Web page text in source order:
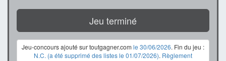
Jeu terminé
Jeu-concours ajouté sur toutgagner.com le 30/06/2026. Fin du jeu :
N.C. (a été supprimé des listes le 01/07/2026). Règlement